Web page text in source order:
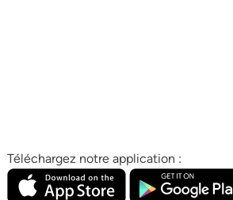
Téléchargez notre application :